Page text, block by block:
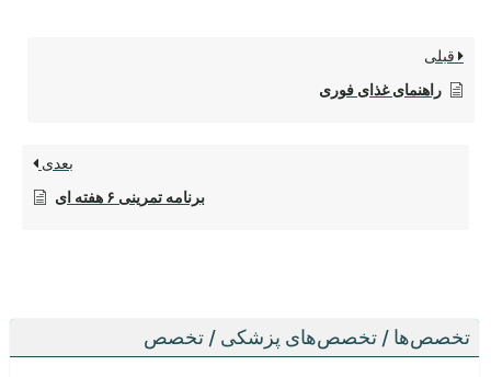
تخصص‌ها / تخصص‌های پزشکی / تخصص
قبلی
راهنمای غذای فوری
بعدی
برنامه تمرینی ۶ هفته ای